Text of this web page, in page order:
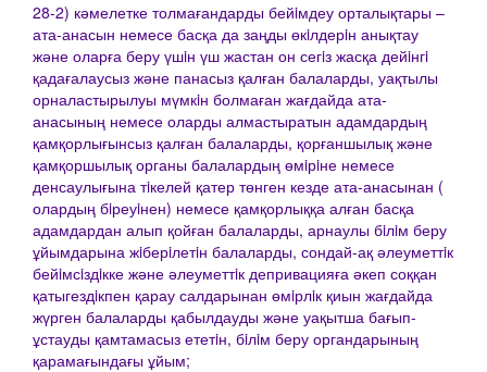
28-2) кәмелетке толмағандарды бейiмдеу орталықтары –
ата-анасын немесе басқа да заңды өкiлдерiн анықтау
және оларға беру үшiн үш жастан он сегiз жасқа дейiнгi
қадағалаусыз және панасыз қалған балаларды, уақтылы
орналастырылуы мүмкiн болмаған жағдайда ата-
анасының немесе оларды алмастыратын адамдардың
қамқорлығынсыз қалған балаларды, қорғаншылық және
қамқоршылық органы балалардың өмiрiне немесе
денсаулығына тiкелей қатер төнген кезде ата-анасынан (
олардың бiреуiнен) немесе қамқорлыққа алған басқа
адамдардан алып қойған балаларды, арнаулы бiлiм беру
ұйымдарына жiберiлетiн балаларды, сондай-ақ әлеуметтiк
бейiмсiздiкке және әлеуметтiк депривацияға әкеп соққан
қатыгездiкпен қарау салдарынан өмiрлiк қиын жағдайда
жүрген балаларды қабылдауды және уақытша бағып-
ұстауды қамтамасыз ететiн, бiлiм беру органдарының
қарамағындағы ұйым;